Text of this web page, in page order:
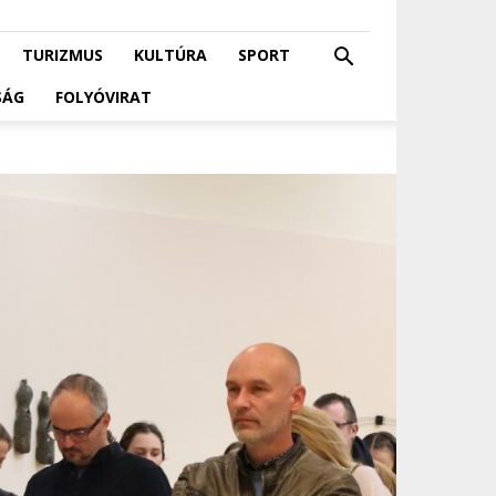
TURIZMUS KULTÚRA
SPORT
FOLYÓVIRAT